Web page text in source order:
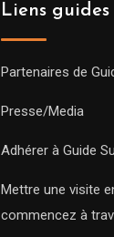
Liens guides
Partenaires de
Presse/Media
Adhérer à Guide
Mettre une visite
commencez à